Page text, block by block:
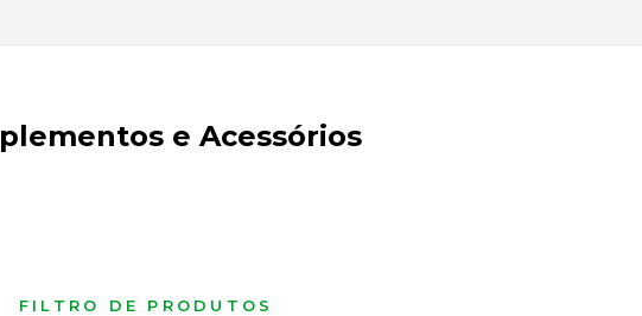
e Acessórios
FILTRO DE PRODUTOS